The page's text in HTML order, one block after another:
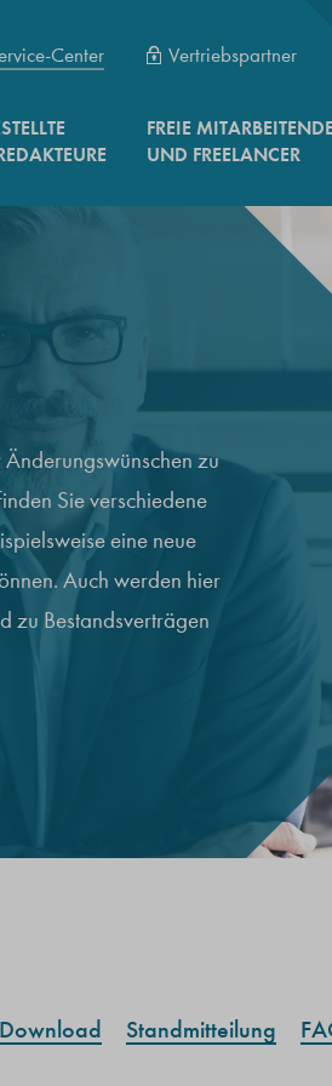
FREIE
UND FREELANCER
Center Vertriebspartner
zu
Sie verschiedene
eine neue
Auch werden hier
zu Bestandsverträgen
Standmitteilung